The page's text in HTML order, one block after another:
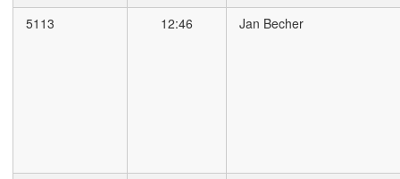
5113 12:46 Jan Becher